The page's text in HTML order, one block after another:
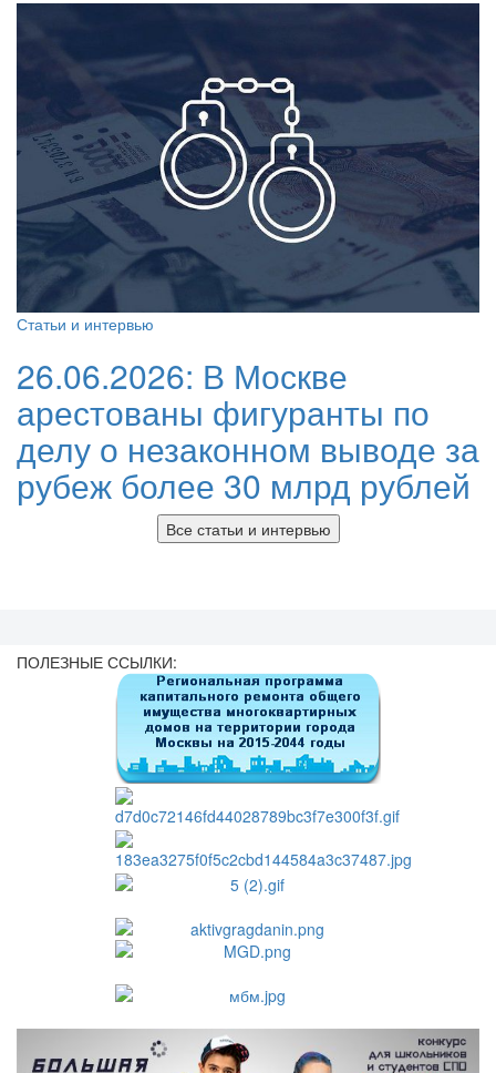
Статьи и интервью
26.06.2026: В Москве
арестованы фигуранты по
делу о незаконном выводе за
рубеж более 30 млрд рублей
Все статьи и интервью
ПОЛЕЗНЫЕ ССЫЛКИ: